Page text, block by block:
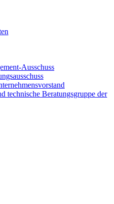
Ausschuss
technische Beratungsgruppe der